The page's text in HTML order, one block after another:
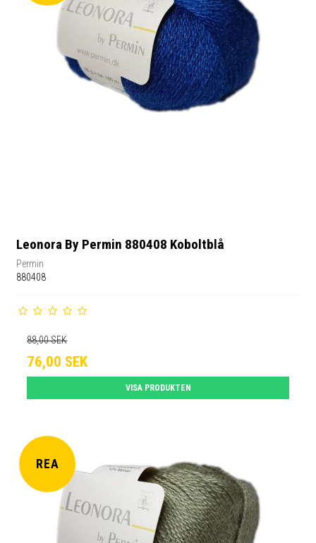
Leonora By Permin 880408 Koboltblå
Permin
880408
88,00 SEK
76,00 SEK
VISA PRODUKTEN
REA